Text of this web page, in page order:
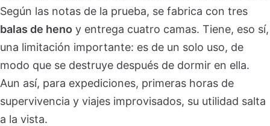
Según las notas de la prueba, se fabrica con tres
balas de heno y entrega cuatro camas. Tiene, eso sí,
una limitación importante: es de un solo uso, de
modo que se destruye después de dormir en ella.
Aun así, para expediciones, primeras horas de
supervivencia y viajes improvisados, su utilidad salta
a la vista.